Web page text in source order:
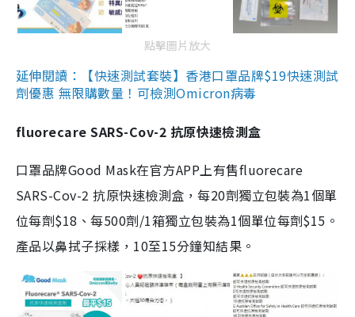
點擊圖片放大
延伸閱讀：【快速測試套裝】香港口罩品牌$19快速測試
劑優惠 無限購數量！可檢測Omicron病毒
fluorecare SARS-Cov-2 抗原快速檢測盒
口罩品牌Good Mask在官方APP上有售fluorecare
SARS-Cov-2 抗原快速檢測盒，每20劑獨立包裝為1個單
位每劑$18、每500劑/1箱獨立包裝為1個單位每劑$15。
產品以鼻拭子採樣，10至15分鐘知結果。